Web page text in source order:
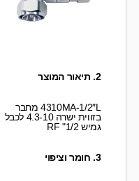
2. תיאור המוצר
4310MA-1/2″L מחבר
בזווית ישרה 4.3-10 לכבל
גמיש RF "1/2
3. חומר וציפוי